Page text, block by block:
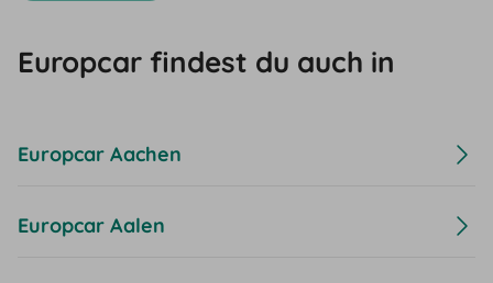
Europcar findest du auch in
Europcar Aachen
Europcar Aalen